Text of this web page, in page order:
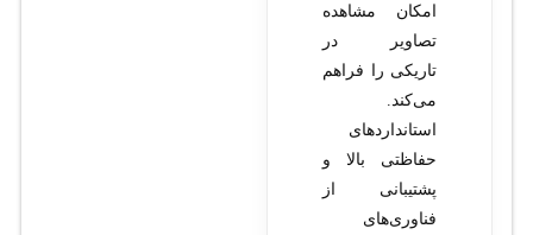
امکان مشاهده
تصاویر در
تاریکی را فراهم
می‌کند.
استانداردهای
حفاظتی بالا و
پشتیبانی از
فناوری‌های